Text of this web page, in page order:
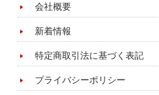
会社概要
新着情報
特定商取引法に基づく表記
プライバシーポリシー